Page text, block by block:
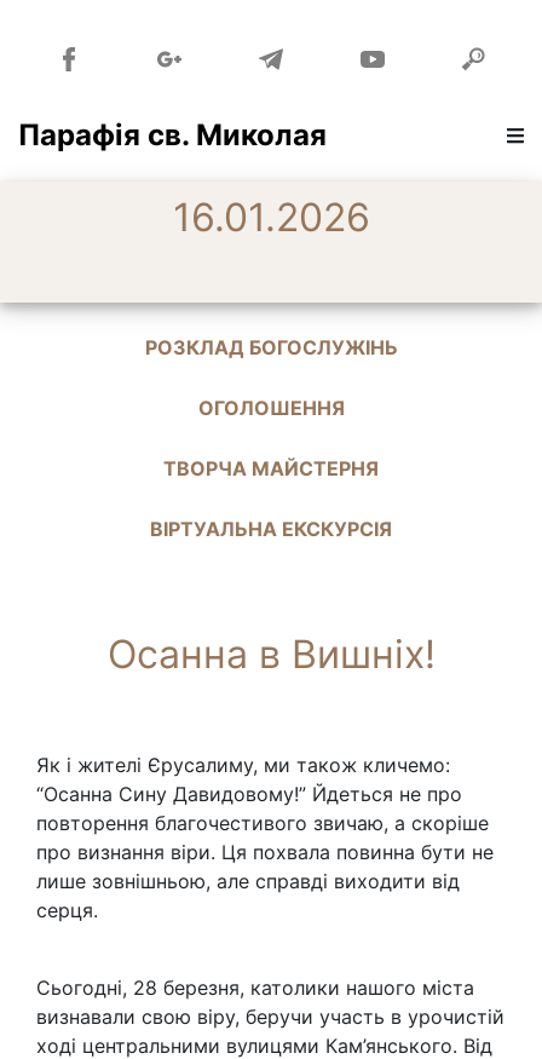
Парафія св. Миколая
16.01.2026
РОЗКЛАД БОГОСЛУЖІНЬ
ОГОЛОШЕННЯ
ТВОРЧА МАЙСТЕРНЯ
ВІРТУАЛЬНА ЕКСКУРСІЯ
Осанна в Вишніх!
Як і жителі Єрусалиму, ми також кличемо:
“Осанна Сину Давидовому!” Йдеться не про
повторення благочестивого звичаю, а скоріше
про визнання віри. Ця похвала повинна бути не
лише зовнішньою, але справді виходити від
серця.
Сьогодні, 28 березня, католики нашого міста
визнавали свою віру, беручи участь в урочистій
ході центральними вулицями Кам’янського. Від